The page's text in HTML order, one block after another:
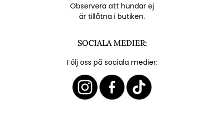
Observera att hundar ej
är tillåtna i butiken.
SOCIALA MEDIER:
Följ oss på sociala medier: